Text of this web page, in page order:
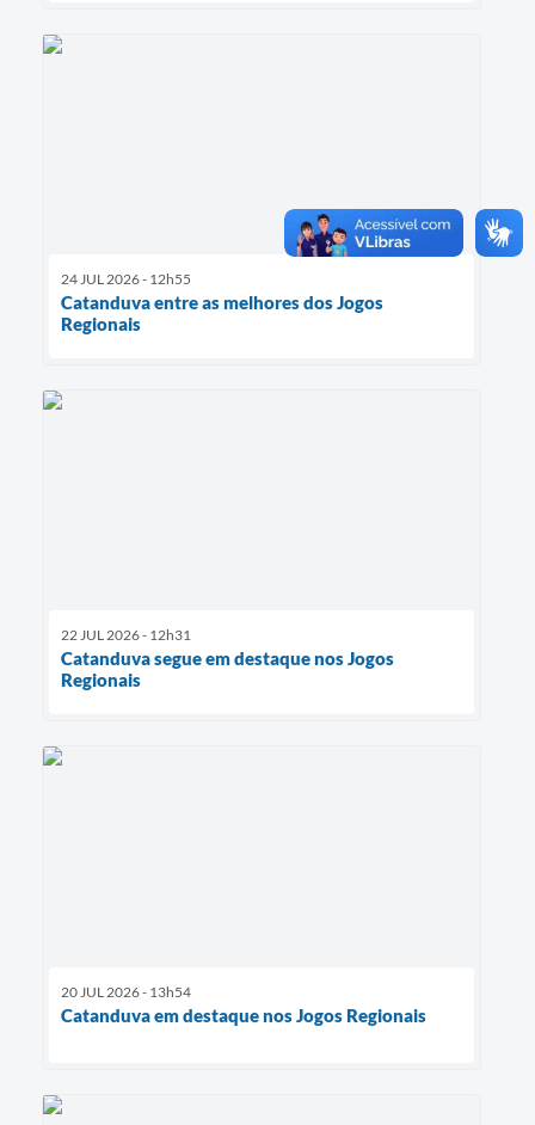
24 JUL 2026 - 12h55
Catanduva entre as melhores dos Jogos
Regionais
22 JUL 2026 - 12h31
Catanduva segue em destaque nos Jogos
Regionais
20 JUL 2026 - 13h54
Catanduva em destaque nos Jogos Regionais